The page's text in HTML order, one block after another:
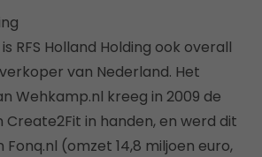
is RFS Holland Holding ook overall
van Nederland. Het
Wehkamp.nl kreeg in 2009 de
in handen, en werd dit
(omzet 14,8 miljoen euro,